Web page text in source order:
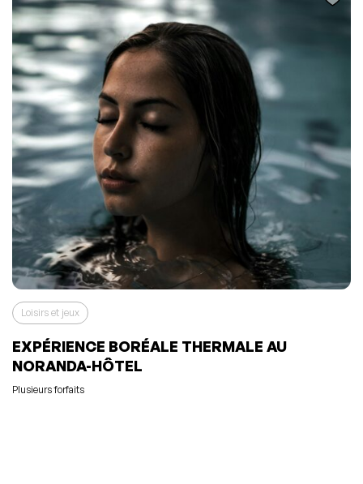
Loisirs et jeux
EXPÉRIENCE BORÉALE THERMALE AU
NORANDA-HÔTEL
Plusieurs forfaits